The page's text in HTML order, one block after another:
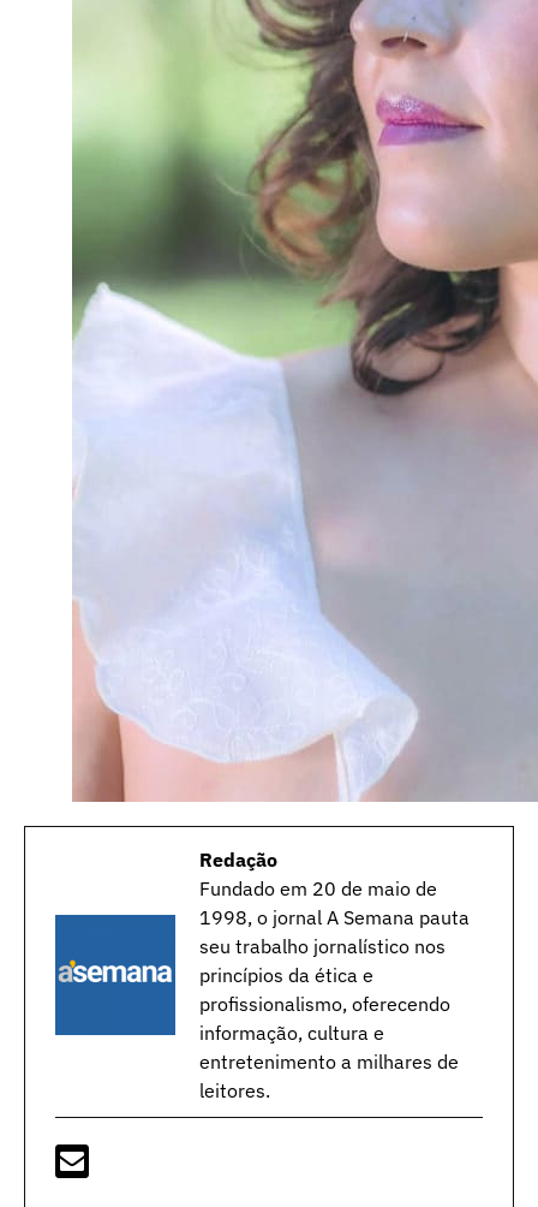
Redação
Fundado em 20 de maio de
1998, o jornal A Semana pauta
seu trabalho jornalístico nos
princípios da ética e
profissionalismo, oferecendo
informação, cultura e
entretenimento a milhares de
leitores.